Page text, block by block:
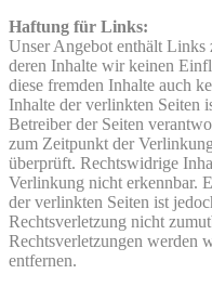
Haftung für Links:
Unser Angebot enthält Links
deren Inhalte wir keinen
diese fremden Inhalte auch
Inhalte der verlinkten Seiten
Betreiber der Seiten
zum Zeitpunkt der
überprüft. Rechtswidrige
Verlinkung nicht erkennbar.
der verlinkten Seiten ist
Rechtsverletzung nicht
Rechtsverletzungen werden
entfernen.